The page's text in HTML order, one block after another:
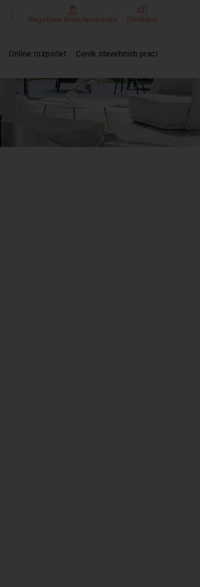
Registrace firmy/řemeslníka Přihlášení
Online rozpočet Ceník stavebních prací